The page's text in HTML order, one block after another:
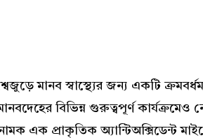
মানব স্বাস্থ্যের জন্য একটি
বিভিন্ন গুরুত্বপূর্ণ
এক প্রাকৃতিক অ্যান্টিঅক্সিডেন্ট